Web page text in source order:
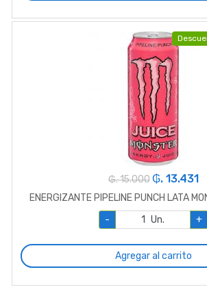
₲. 15.000 ₲. 13.431
ENERGIZANTE PIPELINE PUNCH LATA
-
Un. +
Agregar al carrito